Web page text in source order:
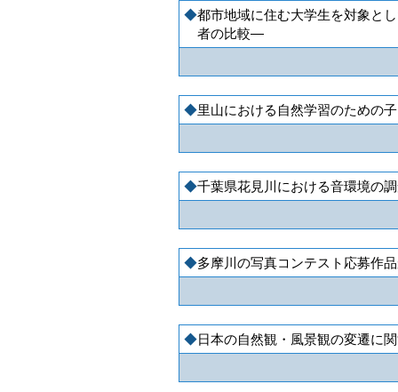
都市地域に住む大学生を対象と
者の比較―
里山における自然学習のための
千葉県花見川における音環境の
多摩川の写真コンテスト応募作
日本の自然観・風景観の変遷に